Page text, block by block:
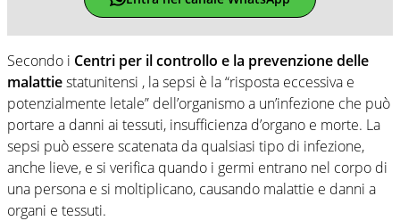
Secondo i Centri per il controllo e la prevenzione delle
malattiestatunitensi , la sepsi è la “risposta eccessiva e
potenzialmente letale” dell’organismo a un’infezione che può
portare a danni ai tessuti, insufficienza d’organo e morte. La
sepsi può essere scatenata da qualsiasi tipo di infezione,
anche lieve, e si verifica quando i germi entrano nel corpo di
una persona e si moltiplicano, causando malattie e danni a
organi e tessuti.